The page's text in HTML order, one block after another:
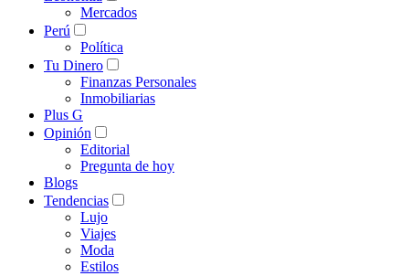
Mercados
Perú
Política
Tu Dinero
Finanzas Personales
Inmobiliarias
Plus G
Opinión
Editorial
Pregunta de hoy
Blogs
Tendencias
Lujo
Viajes
Moda
Estilos